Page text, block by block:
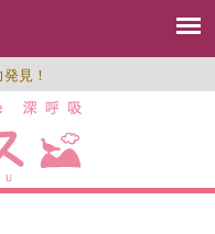
見！